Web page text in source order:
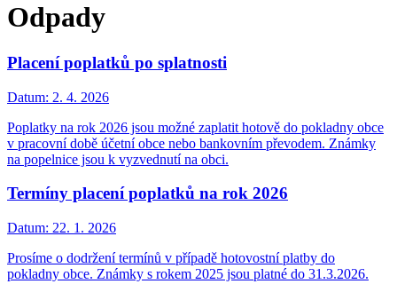
Odpady
Placení poplatků po splatnosti
Datum: 2. 4. 2026
Poplatky na rok 2026 jsou možné zaplatit hotově do pokladny obce
v pracovní době účetní obce nebo bankovním převodem. Známky
na popelnice jsou k vyzvednutí na obci.
Termíny placení poplatků na rok 2026
Datum: 22. 1. 2026
Prosíme o dodržení termínů v případě hotovostní platby do
pokladny obce. Známky s rokem 2025 jsou platné do 31.3.2026.